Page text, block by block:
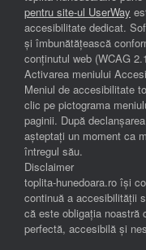
pentru site-ul UserWay
accesibilitate dedicat.
și îmbunătățească
conținutul web (WCAG
Activarea meniului
Meniul de accesibilitate
clic pe pictograma
paginii. După
așteptați un moment ca
întregul său.
Disclaimer
toplita-hunedoara.ro își
continuă a accesibilității
că este obligația noastră
perfectă, accesibilă și